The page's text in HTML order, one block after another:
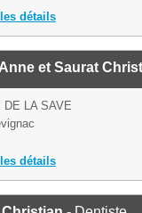
détails
et Saurat
DE LA SAVE
détails